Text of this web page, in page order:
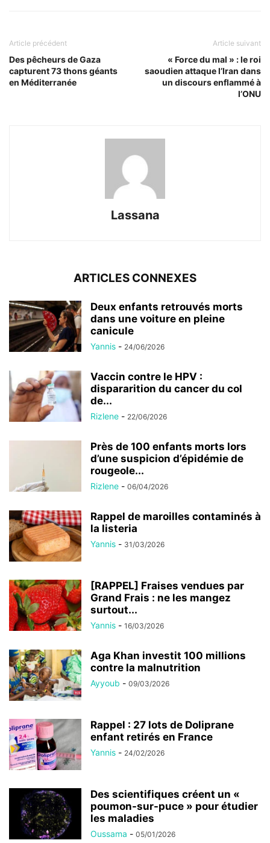
Article précédent
Des pêcheurs de Gaza
capturent 73 thons géants
en Méditerranée
Article suivant
« Force du mal » : le roi
saoudien attaque l’Iran dans
un discours enflammé à
l’ONU
Lassana
ARTICLES CONNEXES
Deux enfants retrouvés morts
dans une voiture en pleine
canicule
Yannis - 24/06/2026
Vaccin contre le HPV :
dispararition du cancer du col
de...
Rizlene - 22/06/2026
Près de 100 enfants morts lors
d’une suspicion d’épidémie de
rougeole...
Rizlene - 06/04/2026
Rappel de maroilles contaminés à
la listeria
Yannis - 31/03/2026
[RAPPEL] Fraises vendues par
Grand Frais : ne les mangez
surtout...
Yannis - 16/03/2026
Aga Khan investit 100 millions
contre la malnutrition
Ayyoub - 09/03/2026
Rappel : 27 lots de Doliprane
enfant retirés en France
Yannis - 24/02/2026
Des scientifiques créent un «
poumon-sur-puce » pour étudier
les maladies
Oussama - 05/01/2026